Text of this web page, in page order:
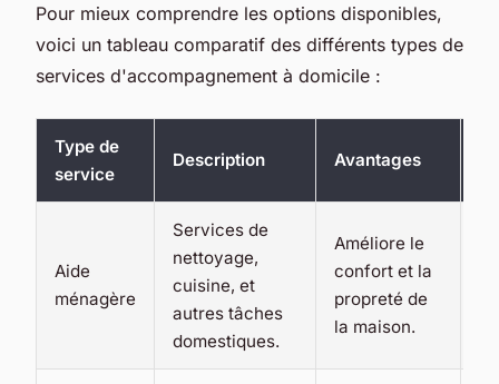
Pour mieux comprendre les options disponibles,
voici un tableau comparatif des différents types de
services d'accompagnement à domicile :
Type de
service
Description Avantages
Aide
ménagère
Services de
nettoyage,
cuisine, et
autres tâches
domestiques.
Améliore le
confort et la
propreté de
la maison.